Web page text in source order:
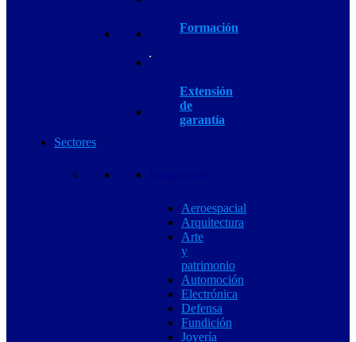
Formación
Extensión
de
garantía
Sectores
Aeroespacial
Arquitectura
Arte
y
patrimonio
Automoción
Electrónica
Defensa
Fundición
Joyería